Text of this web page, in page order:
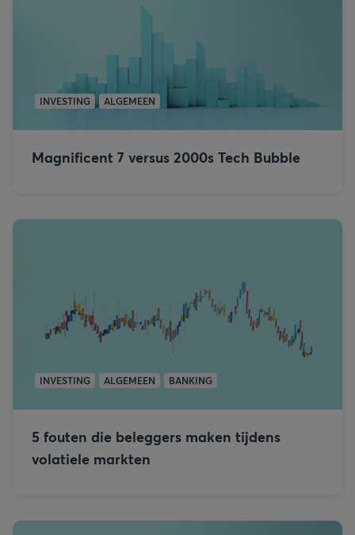
INVESTING ALGEMEEN
Magnificent 7 versus 2000s Tech Bubble
INVESTING ALGEMEEN BANKING
5 fouten die beleggers maken tijdens
volatiele markten